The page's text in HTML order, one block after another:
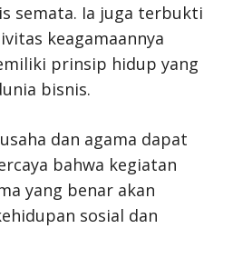
semata. Ia juga terbukti
keagamaannya
prinsip hidup yang
bisnis.
dan agama dapat
bahwa kegiatan
yang benar akan
sosial dan